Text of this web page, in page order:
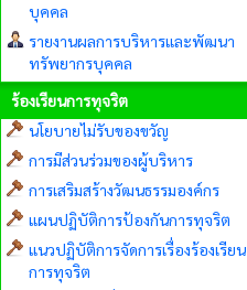
บุคคล
รายงานผลการบริหารและพัฒนา
ทรัพยากรบุคคล
ร้องเรียนการทุจริต
นโยบายไม่รับของขวัญ
การมีส่วนร่วมของผู้บริหาร
การเสริมสร้างวัฒนธรรมองค์กร
แผนปฏิบัติการป้องกันการทุจริต
แนวปฏิบัติการจัดการเรื่องร้องเรียน
การทุจริต